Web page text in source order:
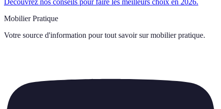
Mobilier Pratique
Votre source d'information pour tout savoir sur mobilier pratique.